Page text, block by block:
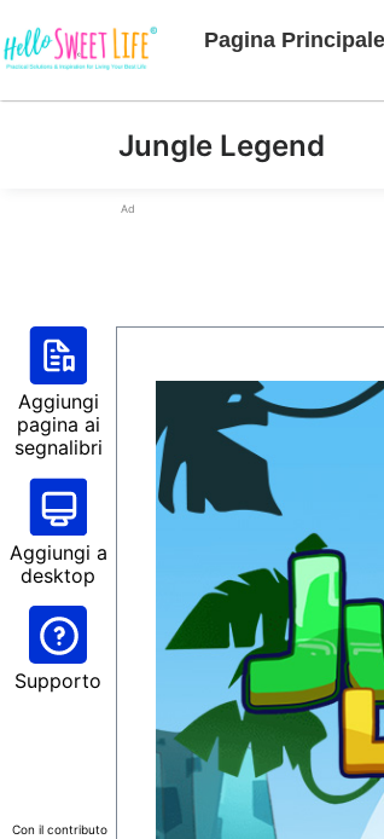
Pagina Principale
Jungle Legend
Ad
Aggiungi
pagina ai
segnalibri
Aggiungi a
desktop
Supporto
Con il contributo